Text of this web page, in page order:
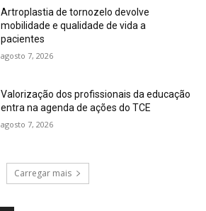
Artroplastia de tornozelo devolve
mobilidade e qualidade de vida a
pacientes
agosto 7, 2026
Valorização dos profissionais da educação
entra na agenda de ações do TCE
agosto 7, 2026
Carregar mais